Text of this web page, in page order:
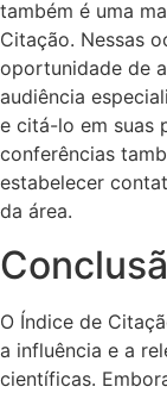
também é uma
Citação. Nessas
oportunidade de
audiência
e citá-lo em suas
conferências
estabelecer
da área.
O Índice de
a influência e a
científicas.